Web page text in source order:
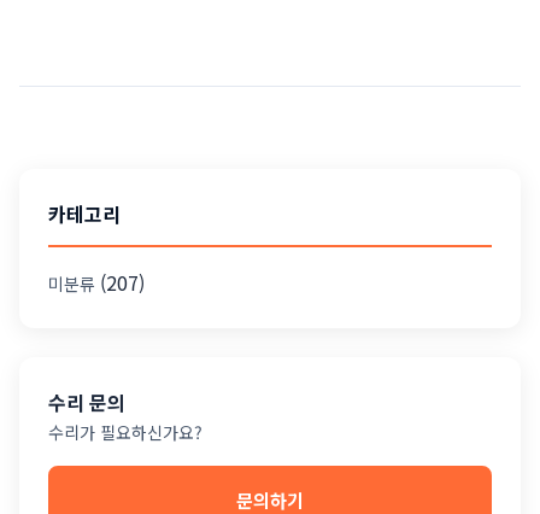
카테고리
미분류 (207)
수리 문의
수리가 필요하신가요?
문의하기